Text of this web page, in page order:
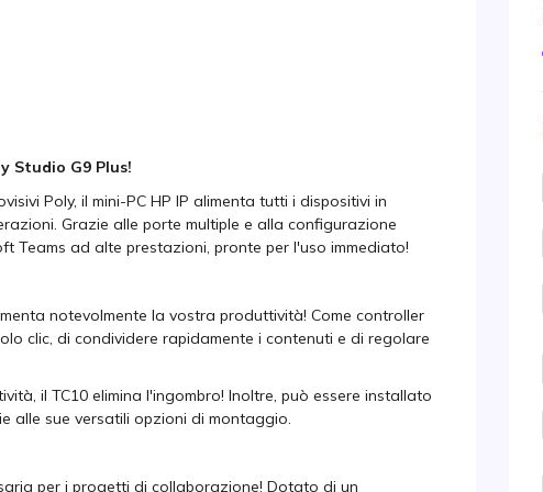
Studio G9 Plus!
Poly, il mini-PC HP IP alimenta tutti i dispositivi in
Grazie alle porte multiple e alla configurazione
Teams ad alte prestazioni, pronte per l'uso immediato!
notevolmente la vostra produttività! Come controller
clic, di condividere rapidamente i contenuti e di regolare
il TC10 elimina l'ingombro! Inoltre, può essere installato
alle sue versatili opzioni di montaggio.
per i progetti di collaborazione! Dotato di un